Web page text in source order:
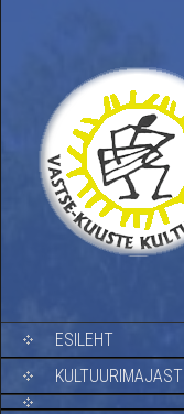
SKIP TO CONTENT
ESILEHT
KULTUURIMAJAST